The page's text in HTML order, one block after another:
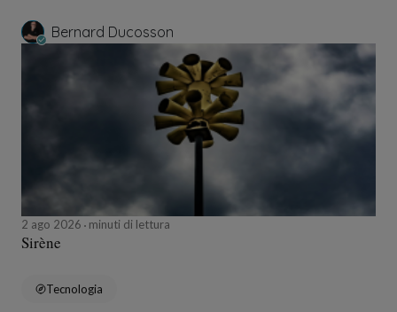
Bernard Ducosson
2 ago 2026 minuti di lettura
Sirène
Tecnologia